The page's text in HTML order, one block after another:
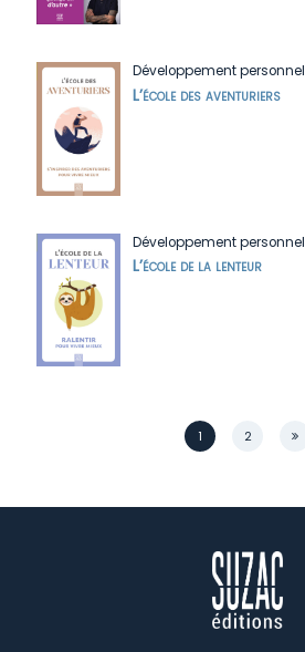
Développement personnel
L’école des aventuriers
Développement personnel
L’école de la lenteur
1 2